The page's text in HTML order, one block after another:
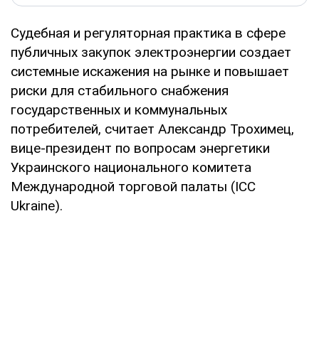
Судебная и регуляторная практика в сфере
публичных закупок электроэнергии создает
системные искажения на рынке и повышает
риски для стабильного снабжения
государственных и коммунальных
потребителей, считает Александр Трохимец,
вице-президент по вопросам энергетики
Украинского национального комитета
Международной торговой палаты (ICC
Ukraine).